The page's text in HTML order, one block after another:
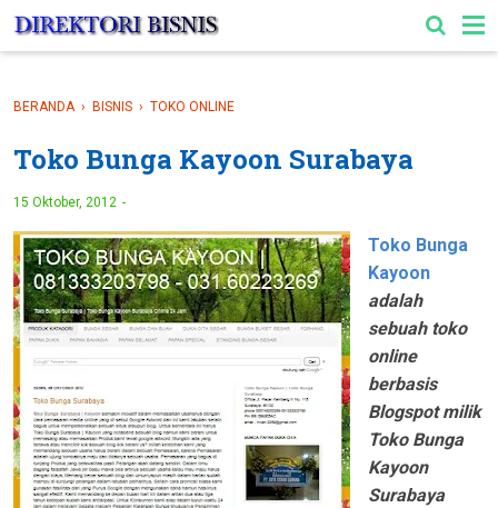
-->
BERANDA › BISNIS › TOKO ONLINE
Toko Bunga Kayoon Surabaya
15 Oktober, 2012
Toko Bunga
Kayoon
adalah
sebuah toko
online
berbasis
Blogspot milik
Toko Bunga
Kayoon
Surabaya